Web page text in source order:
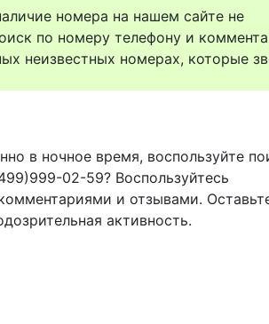
номера на нашем сайте не
по номеру телефону и
неизвестных номерах, которые
в ночное время, воспользуйте
02-59? Воспользуйтесь
и отзывами.
активность.